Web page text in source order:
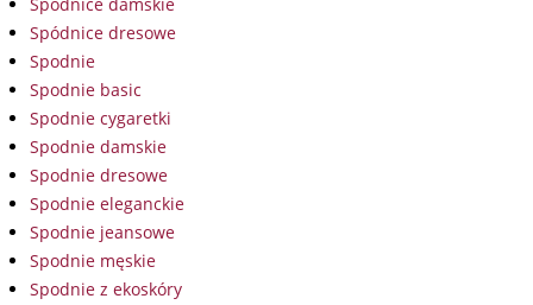
Spódnice dresowe
Spodnie
Spodnie basic
Spodnie cygaretki
Spodnie damskie
Spodnie dresowe
Spodnie eleganckie
Spodnie jeansowe
Spodnie męskie
Spodnie z ekoskóry